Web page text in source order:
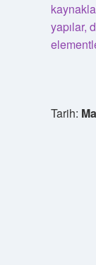
yapılar,
Tarih: